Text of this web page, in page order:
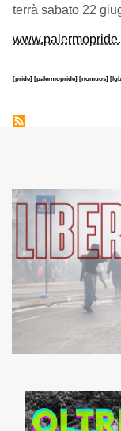
terrà sabato 22
[pride] [palermopride] [nomuos]